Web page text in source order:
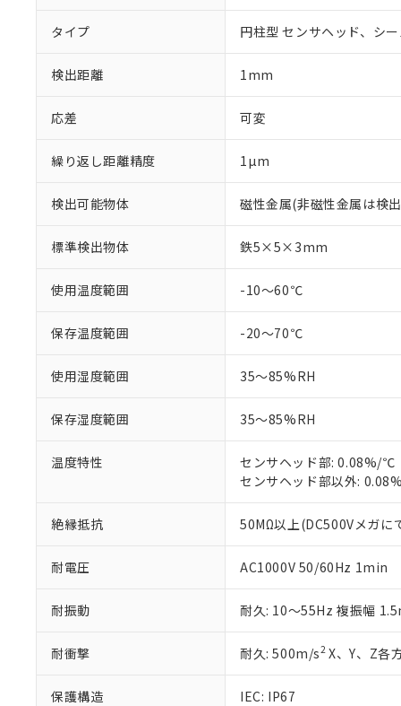
タイプ 円柱型 センサヘッド、シ
検出距離 1mm
応差 可変
繰り返し距離精度 1µm
検出可能物体 磁性金属(非磁性金属は検
標準検出物体 鉄5×5×3mm
使用温度範囲 -10～60℃
保存温度範囲 -20～70℃
使用湿度範囲 35～85%RH
保存湿度範囲 35～85%RH
温度特性
センサヘッド部: 0.08%/℃
センサヘッド部以外:
絶縁抵抗 50MΩ以上(DC500Vメガに
耐電圧 AC1000V 50/60Hz 1min
耐振動 耐久: 10～55Hz 複振幅
耐衝撃 耐久: 500m/s2X、Y、Z各
保護構造 IEC: IP67
ご利用条件
以下の条件をお読
在庫状況お
い。
正式な納期
当社販売員に
オムロン制
在庫状況お
ている必要が
お客様が当
が、当社の
さい。
※当社の共同
対応済み：EU
対応予定：EU
調査・確認中：
非該当品：ライセ
仕入先様の事情に
があります。
六価クロム(Cr(Ⅵ))
ル（DBP） 1000ppm
但し、RoHS指令で産業
フタル酸エステル類の
※2 対応予定月
部品在庫の切り替
※3 非含有証明
下記の非含有証明
EU RoHS指令（
51物質の非含有証
※1 中国
「×」：最大均質
「－」：未確認で
*中国RoHS10物質の基
Pb(鉛) :1000ppm、
Cr(Ⅵ)(六価クロム) :
DBP(フタル酸ジブチル
※2 環境保護使
「ｅ」：有害物質
「10」：通常の使
味します。
当社は貴社
置等に一切使
当社は、貴
また当社は
たしません。
記
号
○ 一定数
△ 一定数に
－
在庫な
機器販
空
白
受注生